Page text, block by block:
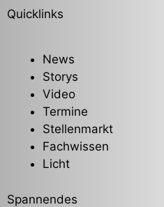
Quicklinks
News
Storys
Video
Termine
Stellenmarkt
Fachwissen
Licht
Spannendes